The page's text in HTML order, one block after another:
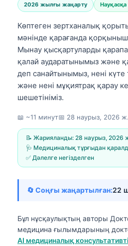
2026 жылғы жаңарту Науқасқа
Көптеген зертханалық
мәнінде қарағанда
Мынау қысқартуларды
қалай аударатынымыз және
деп санайтынымыз, нені күте
және нені мұқиятрақ қарау
шешетініміз.
📖 ~11 минут📅 28 наурыз, 2026 ж.
📝 Жарияланды: 28 наурыз, 2026
🩺 Медициналық тұрғыдан
✅ Дәлелге негізделген
🔄 Соңғы жаңартылған:22
Бұл нұсқаулықтың авторы
медицина ғылымдарының
AI медициналық